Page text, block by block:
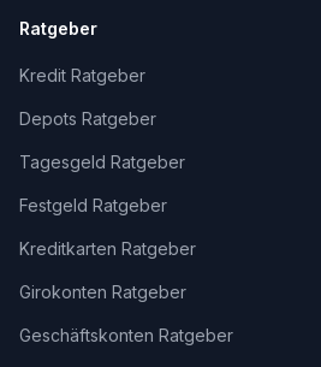
Ratgeber
Kredit Ratgeber
Depots Ratgeber
Tagesgeld Ratgeber
Festgeld Ratgeber
Kreditkarten Ratgeber
Girokonten Ratgeber
Geschäftskonten Ratgeber